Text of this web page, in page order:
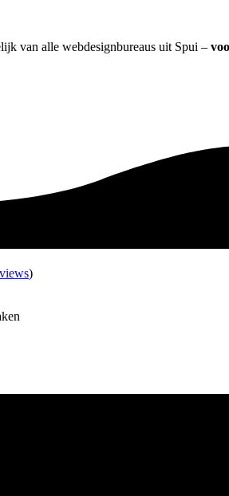
van alle webdesignbureaus uit Spui –
)